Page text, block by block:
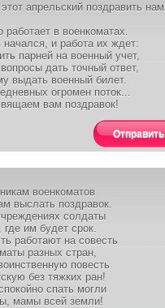
апрельский поздравить нам
работает в военкоматах.
начался, и работа их ждет:
парней на военный учет,
дать точный ответ,
выдать военный билет.
огромен поток...
вам поздравок!
Отправить
военкоматов
выслать поздравок.
солдаты
где им будет срок.
работают на совесть
разных стран,
повесть
без тяжких ран!
спать могли
мамы всей земли!